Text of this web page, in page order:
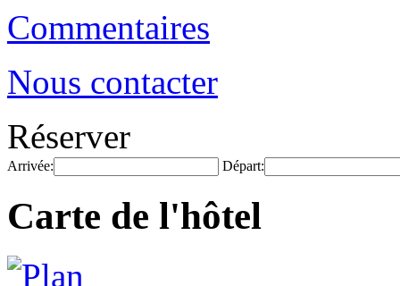
Commentaires
Nous contacter
Réserver
Arrivée: Départ:
Carte de l'hôtel